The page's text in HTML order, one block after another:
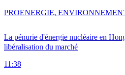
La pénurie d'énergie nucléaire en
libéralisation du marché
11:38
PROENERGIE,